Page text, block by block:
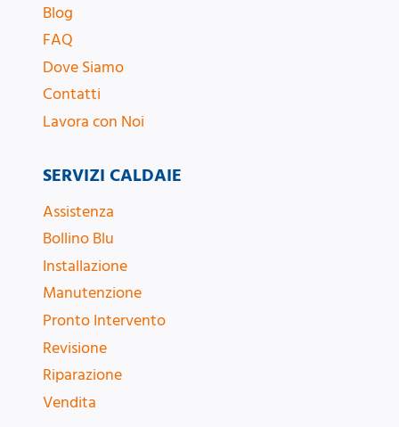
Blog
FAQ
Dove Siamo
Contatti
Lavora con Noi
SERVIZI CALDAIE
Assistenza
Bollino Blu
Installazione
Manutenzione
Pronto Intervento
Revisione
Riparazione
Vendita